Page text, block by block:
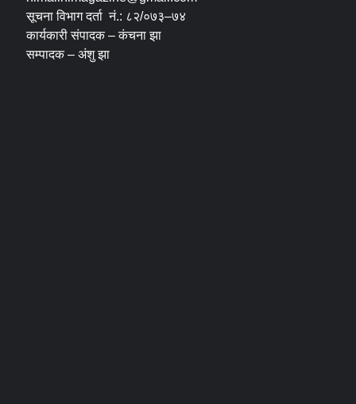
सूचना विभाग दर्ता नं.: ८२/०७३–७४
कार्यकारी संपादक – कंचना झा
सम्पादक – अंशु झा